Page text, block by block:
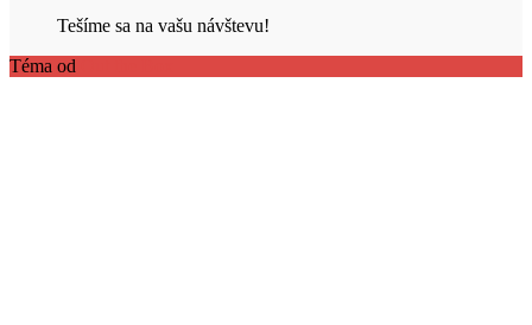
Tešíme sa na vašu návštevu!
Téma od